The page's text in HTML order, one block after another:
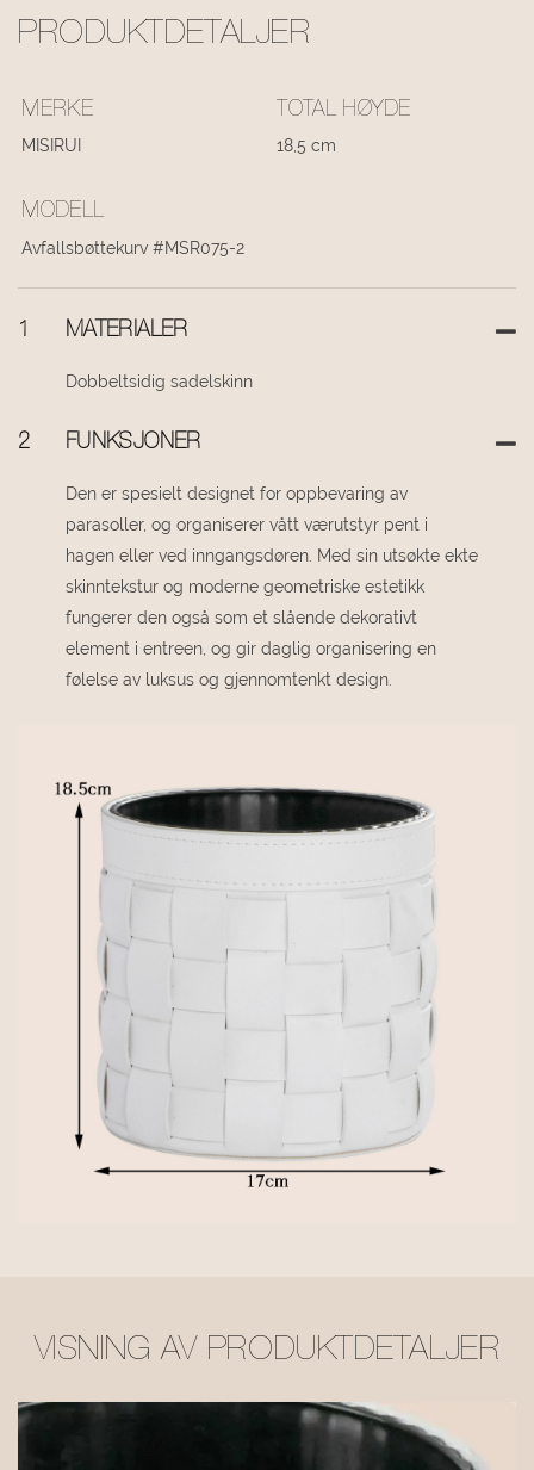
PRODUKTDETALJER
MERKE
MISIRUI
TOTAL HØYDE
18,5 cm
MODELL
Avfallsbøttekurv #MSR075-2
1 MATERIALER
Dobbeltsidig sadelskinn
2 FUNKSJONER
Den er spesielt designet for oppbevaring av
parasoller, og organiserer vått værutstyr pent i
hagen eller ved inngangsdøren. Med sin utsøkte ekte
skinntekstur og moderne geometriske estetikk
fungerer den også som et slående dekorativt
element i entreen, og gir daglig organisering en
følelse av luksus og gjennomtenkt design.
VISNING AV PRODUKTDETALJER